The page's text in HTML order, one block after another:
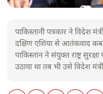
पाकिस्तानी पत्रकार ने विदेश
दक्षिण एशिया से आतंकवाद
पाकिस्तान ने संयुक्त राष्ट्र
उठाया था तब भी उसे विदेश